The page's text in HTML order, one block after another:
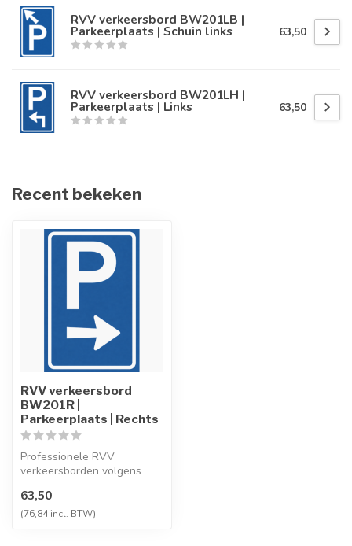
RVV verkeersbord BW201LB |
Parkeerplaats | Schuin links 63,50
RVV verkeersbord BW201LH |
Parkeerplaats | Links 63,50
Recent bekeken
RVV verkeersbord
BW201R |
Parkeerplaats | Rechts
Professionele RVV
verkeersborden volgens
vervaardigd uit hoogwaa...
63,50
(76,84 incl. BTW)